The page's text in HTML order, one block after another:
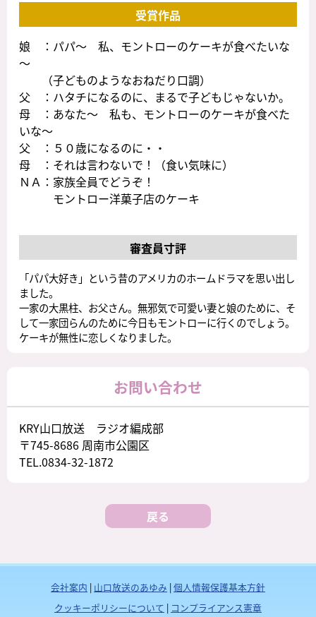
受賞作品
娘 ：パパ～ 私、モントローのケーキが食べたいな
～
（子どものようなおねだり口調）
父 ：ハタチになるのに、まるで子どもじゃないか。
母 ：あなた～ 私も、モントローのケーキが食べた
いな～
父 ：５０歳になるのに・・
母 ：それは言わないで！（食い気味に）
ＮＡ：家族全員でどうぞ！
モントロー洋菓子店のケーキ
審査員寸評
「パパ大好き」という昔のアメリカのホームドラマを思い出し
ました。
一家の大黒柱、お父さん。無邪気で可愛い妻と娘のために、そ
して一家団らんのために今日もモントローに行くのでしょう。
ケーキが無性に恋しくなりました。
お問い合わせ
KRY山口放送 ラジオ編成部
〒745-8686 周南市公園区
TEL.0834-32-1872
戻る
会社案内 | 山口放送のあゆみ |個人情報保護基本方針
クッキーポリシーについて | コンプライアンス憲章